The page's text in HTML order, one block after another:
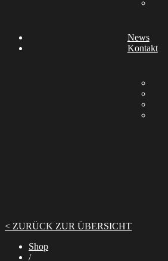
News
Kontakt
< ZURÜCK ZUR ÜBERSICHT
Shop
/